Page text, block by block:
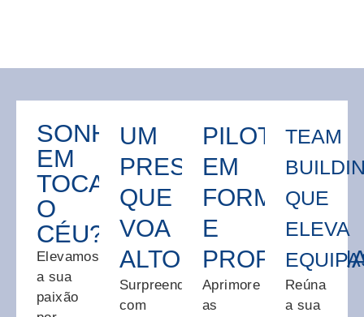
SONHA
EM
TOCAR
O
CÉU?
Elevamos
a sua
paixão
UM
PRESENTE
QUE
VOA
ALTO
Surpreenda
com
PILOTOS
EM
FORMAÇÃO
E
Aprimore
as
TEAM
QUE
ELEVA
Reúna
a sua